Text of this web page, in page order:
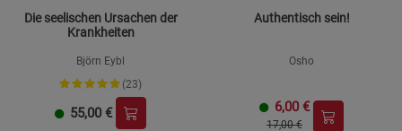
Die seelischen Ursachen der
Krankheiten
Björn Eybl
(23)
55,00 €
Authentisch sein!
Osho
6,00 €
17,00 €